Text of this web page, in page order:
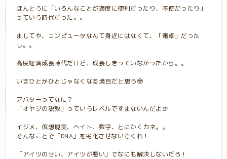
ほんとうに「いろんなことが適度に便利だったり、不便だったり」
っていう時代だった。。
ましてや、コンピュータなんて身近にはなくて、「電卓」だった
し。。
高度経済成長時代だけど、成長しきっていなかったから。。
いまひとがひとじゃなくなる境目だと思う🤓
アバターってなに？
「オヤジの説教」っていうレベルですまないんだよ🍺
イジメ、仮想現実、ヘイト、数字、とにかくカネ。。
そんなことで「DNA」を劣化させないでくれ！
「アイツのせい、アイツが悪い」でなにも解決しないだろ！